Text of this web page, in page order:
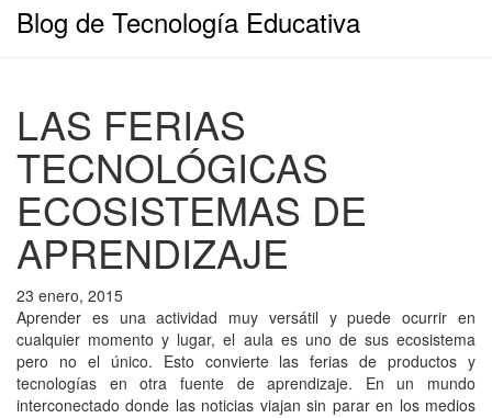
Blog de Tecnología Educativa
LAS FERIAS
TECNOLÓGICAS
ECOSISTEMAS DE
APRENDIZAJE
23 enero, 2015
Aprender es una actividad muy versátil y puede ocurrir en
cualquier momento y lugar, el aula es uno de sus ecosistema
pero no el único. Esto convierte las ferias de productos y
tecnologías en otra fuente de aprendizaje. En un mundo
interconectado donde las noticias viajan sin parar en los medios